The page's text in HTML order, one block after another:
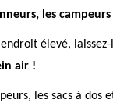
les
élevé,
air !
les sacs à